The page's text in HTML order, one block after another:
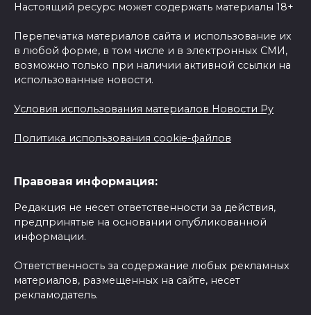
Настоящий ресурс может содержать материалы 18+
Перепечатка материалов сайта и использование их
в любой форме, в том числе и в электронных СМИ,
возможно только при наличии активной ссылки на
использованные новости.
Условия использования материалов Новости Ру
Политика использования cookie-файлов
Правовая информация:
Редакция не несет ответственности за действия,
предпринятые на основании опубликованной
информации.
Ответственность за содержание любых рекламных
материалов, размещенных на сайте, несет
рекламодатель.